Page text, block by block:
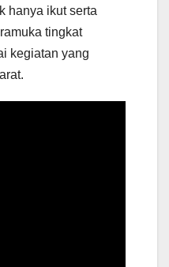
hanya ikut serta
tingkat
kegiatan yang